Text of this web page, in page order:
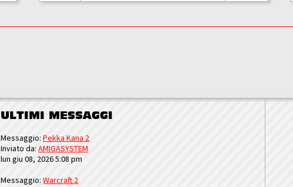
ULTIMI MESSAGGI
Messaggio:Pekka Kana 2
Inviato da:AMIGASYSTEM
lun giu 08, 2026 5:08 pm
Messaggio:Warcraft 2